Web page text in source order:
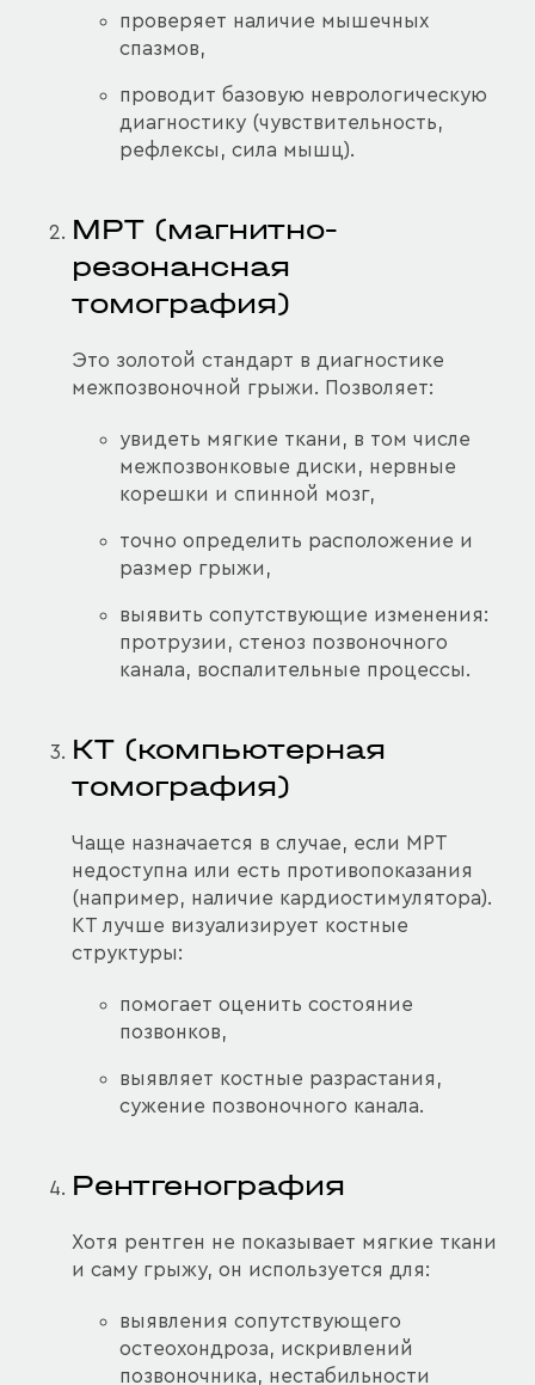
проверяет наличие мышечных
спазмов,
проводит базовую неврологическую
диагностику (чувствительность,
рефлексы, сила мышц).
МРТ (магнитно-
резонансная
томография)
Это золотой стандарт в диагностике
межпозвоночной грыжи. Позволяет:
увидеть мягкие ткани, в том числе
межпозвонковые диски, нервные
корешки и спинной мозг,
точно определить расположение и
размер грыжи,
выявить сопутствующие изменения:
протрузии, стеноз позвоночного
канала, воспалительные процессы.
КТ (компьютерная
томография)
Чаще назначается в случае, если МРТ
недоступна или есть противопоказания
(например, наличие кардиостимулятора).
КТ лучше визуализирует костные
структуры:
помогает оценить состояние
позвонков,
выявляет костные разрастания,
сужение позвоночного канала.
Рентгенография
Хотя рентген не показывает мягкие ткани
и саму грыжу, он используется для:
выявления сопутствующего
остеохондроза, искривлений
позвоночника, нестабильности